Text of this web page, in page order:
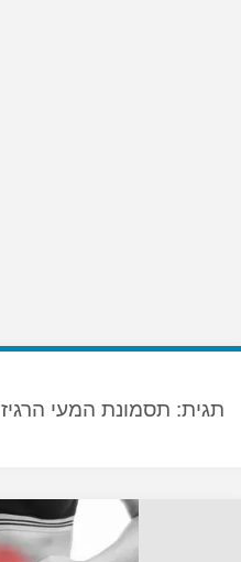
תגית: תסמונת המעי הרגיז